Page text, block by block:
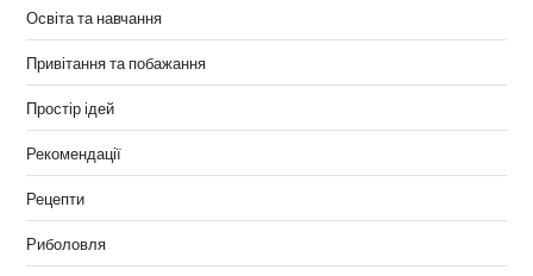
Освіта та навчання
Привітання та побажання
Простір ідей
Рекомендації
Рецепти
Риболовля